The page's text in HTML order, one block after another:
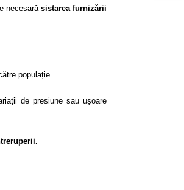
necesară sistarea furnizării
populație.
de presiune sau ușoare